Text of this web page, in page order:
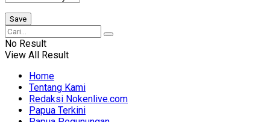
No Result
View All Result
Home
Tentang Kami
Redaksi Nokenlive.com
Papua Terkini